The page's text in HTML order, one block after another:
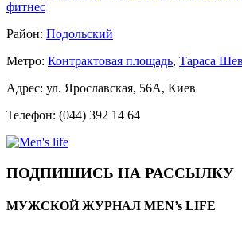
фитнес
Район: Подольский
Метро: Контрактовая площадь, Тараса
Адрес: ул. Ярославская, 56А, Киев
Телефон: (044) 392 14 64
ПОДПИШИСЬ НА РАССЫЛКУ
МУЖСКОЙ ЖУРНАЛ MEN’s LIFE